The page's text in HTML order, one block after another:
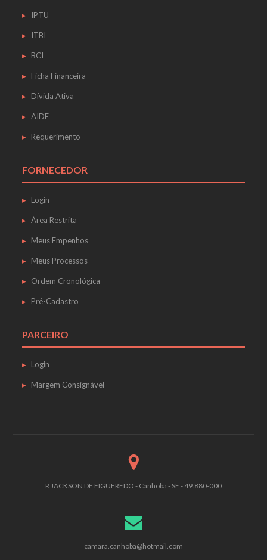
IPTU
ITBI
BCI
Ficha Financeira
Dívida Ativa
AIDF
Requerimento
FORNECEDOR
Login
Área Restrita
Meus Empenhos
Meus Processos
Ordem Cronológica
Pré-Cadastro
PARCEIRO
Login
Margem Consignável
R JACKSON DE FIGUEREDO - Canhoba - SE - 49.880-000
camara.canhoba@hotmail.com